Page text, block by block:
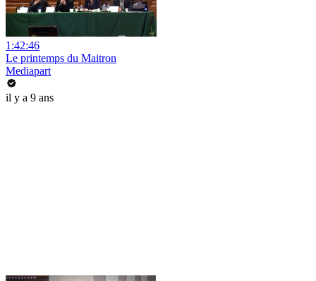
1:42:46
Le printemps du Maitron
Mediapart
il y a 9 ans